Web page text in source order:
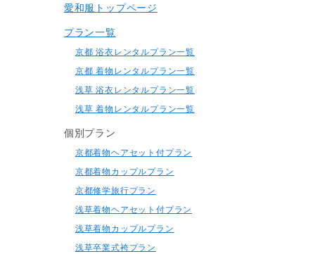
愛和服トップページ
プラン一覧
京都 浴衣レンタルプラン一覧
京都 着物レンタルプラン一覧
浅草 浴衣レンタルプラン一覧
浅草 着物レンタルプラン一覧
個別プラン
京都着物ヘアセット付プラン
京都着物カップルプラン
京都修学旅行プラン
浅草着物ヘアセット付プラン
浅草着物カップルプラン
浅草卒業式袴プラン